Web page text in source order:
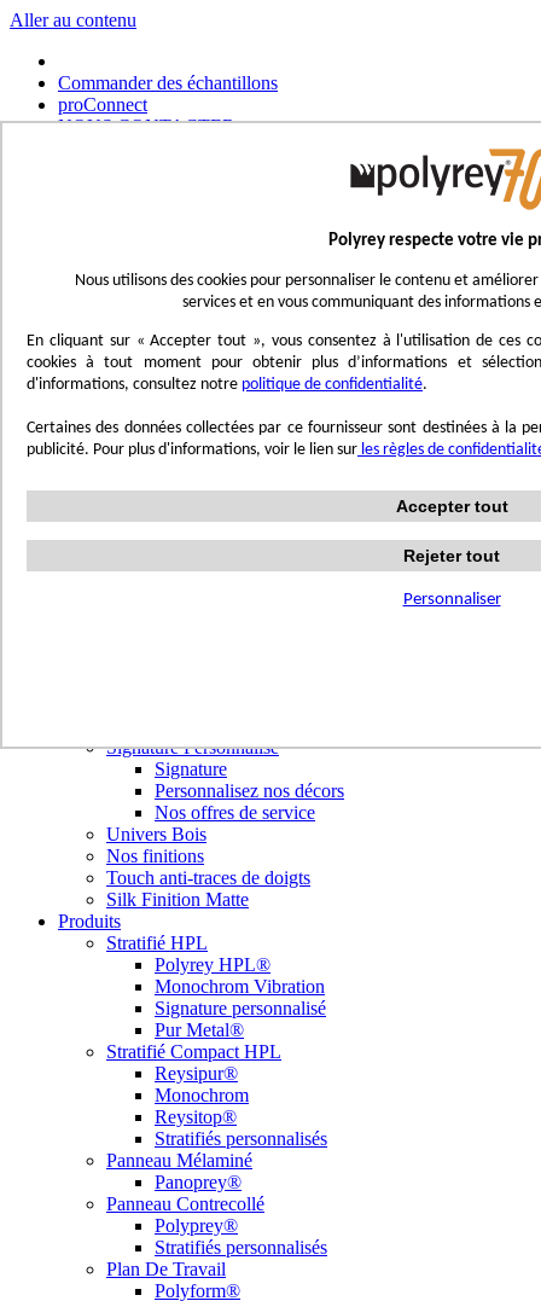
Polyrey respecte votre vie
Nous utilisons des cookies pour personnaliser le contenu et
services et en vous communiquant des informations
En cliquant sur « Accepter tout », vous consentez à l'utilisation de ces
cookies à tout moment pour obtenir plus d’informations et
d'informations, consultez notre politique de confidentialité.
Certaines des données collectées par ce fournisseur sont destinées à la
publicité. Pour plus d'informations, voir le lien sur les règles de
Accepter tout
Rejeter tout
Personnaliser
Aller au contenu
Commander des échantillons
proConnect
NOUS CONTACTER
International
Italiano
Nederlands
Deutsch
Affichage navigation
Menu
Inspirez-vous
Authentic Travertine
Signature Personnalisé
Signature
Personnalisez nos décors
Nos offres de service
Univers Bois
Nos finitions
Touch anti-traces de doigts
Silk Finition Matte
Produits
Stratifié HPL
Polyrey HPL®
Monochrom Vibration
Signature personnalisé
Pur Metal®
Stratifié Compact HPL
Reysipur®
Monochrom
Reysitop®
Stratifiés personnalisés
Panneau Mélaminé
Panoprey®
Panneau Contrecollé
Polyprey®
Stratifiés personnalisés
Plan De Travail
Polyform®